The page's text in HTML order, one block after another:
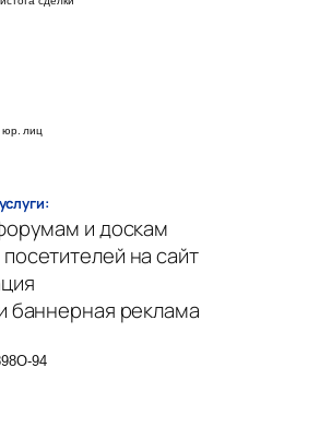
юр. лиц
и доскам
на сайт
баннерная реклама
94